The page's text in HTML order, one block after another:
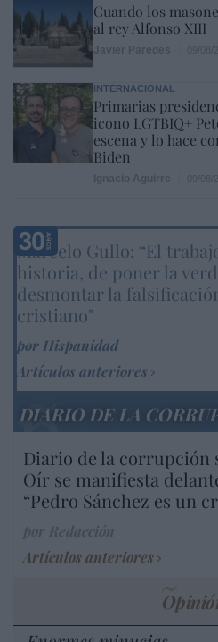
Cuando los
al rey Alfonso XIII
INTERNACIONAL
Primarias
icono LGTBIQ+
escena y lo hace
Biden
Marcelo Gullo: “El
historia, de poner la
desmontar la
cristiano"
por Hispanidad
Artículos anteriores
DIARIO DE LA
Diario de la corrupción
Oír se manifiesta
“Pedro Sánchez es un
Artículos anteriores